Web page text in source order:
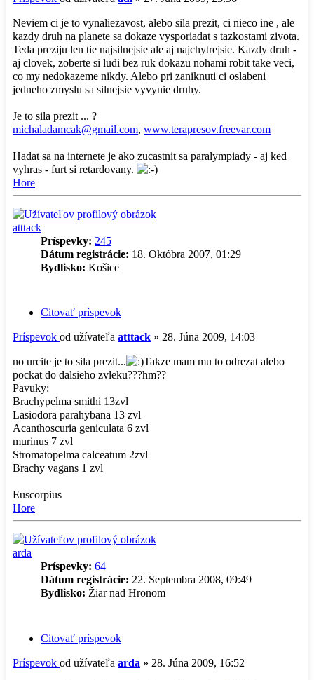
Neviem ci je to vynaliezavost, alebo sila prezit, ci nieco ine , ale
kazdy druh na planete sa dokaze vysporiadat s tazkostami zivota.
Teda preziju len tie najsilnejsie ale aj najchytrejsie. Kazdy druh -
aj clovek, zoberte si ludi bez ruk dokazu nohami robit take veci,
co my nedokazeme nikdy. Alebo pri zaniknuti ci oslabeni
jedneho zmyslu sa silnejsie vyvynie druhy.
Je to sila prezit ... ?
michaladamcak@gmail.com, www.terapresov.freevar.com
Hadat sa na internete je ako zucastnit sa paralympiady - aj ked
vyhras - furt si retardovany.
Hore
atttack
Príspevky: 245
Dátum registrácie: 18. Októbra 2007, 01:29
Bydlisko: Košice
Citovať príspevok
Príspevok od užívateľa atttack » 28. Júna 2009, 14:03
no urcite je to sila prezit...
Takze mam mu to odrezat alebo
pockat do dalsieho zvleku???hm??
Pavuky:
Brachypelma smithi 13zvl
Lasiodora parahybana 13 zvl
Acanthoscuria geniculata 6 zvl
murinus 7 zvl
Stromatopelma calceatum 2zvl
Brachy vagans 1 zvl
Euscorpius
Hore
arda
Príspevky: 64
Dátum registrácie: 22. Septembra 2008, 09:49
Bydlisko: Žiar nad Hronom
Citovať príspevok
Príspevok od užívateľa arda » 28. Júna 2009, 16:52